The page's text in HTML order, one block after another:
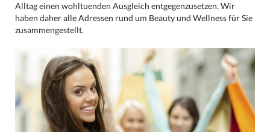
Alltag einen wohltuenden Ausgleich entgegenzusetzen. Wir
haben daher alle Adressen rund um Beauty und Wellness für Sie
zusammengestellt.